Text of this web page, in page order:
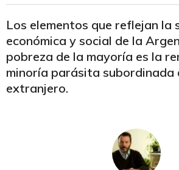
Los elementos que reflejan la
económica y social de la
pobreza de la mayoría es la
minoría parásita subordinada
extranjero.